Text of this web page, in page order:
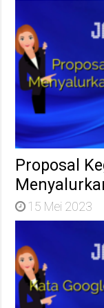
Proposal
15 Mei 2023